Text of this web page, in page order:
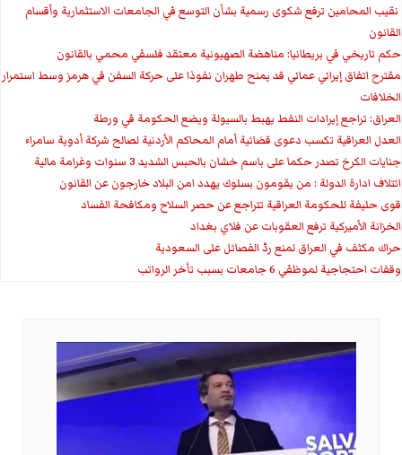
‏ نقيب المحامين ترفع شكوى رسمية بشأن التوسع في الجامعات الاستثمارية وأقسام
القانون
حكم تاريخي في بريطانيا: مناهضة الصهيونية معتقد فلسفي محمي بالقانون
مقترح اتفاق إيراني عماني قد يمنح طهران نفوذا على حركة السفن في هرمز وسط استمرار
الخلافات
العراق: تراجع إيرادات النفط يهبط بالسيولة ويضع الحكومة في ورطة
العدل العراقية تكسب دعوى قضائية أمام المحاكم الأردنية لصالح شركة أدوية سامراء
جنايات الكرخ تصدر حكما على باسم خشان بالحبس الشديد 3 سنوات وغرامة مالية
ائتلاف ادارة الدولة : من يقومون بسلوك يهدد امن البلاد خارجون عن القانون
قوى حليفة للحكومة العراقية تتراجع عن حصر السلاح ومكافحة الفساد
الخزانة الأميركية ترفع العقوبات عن فلاي بغداد
حراك مكثف في العراق لمنع ردّ الفصائل على السعودية
وقفات احتجاجية لموظفي 6 جامعات بسبب تأخر الرواتب